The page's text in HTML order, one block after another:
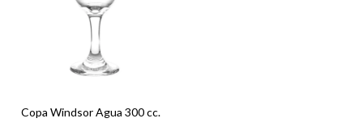
Copa Windsor Agua 300 cc.